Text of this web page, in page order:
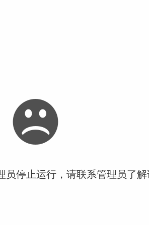
员停止运行，请联系管理员了